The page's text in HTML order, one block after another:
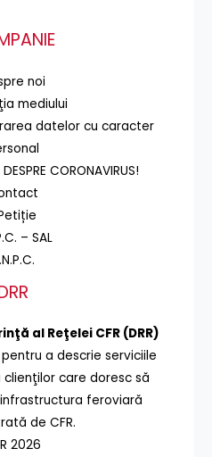
noi
mediului
datelor cu caracter
CORONAVIRUS!
– SAL
al Reţelei CFR (DRR)
a descrie serviciile
care doresc să
feroviară
de CFR.
2026